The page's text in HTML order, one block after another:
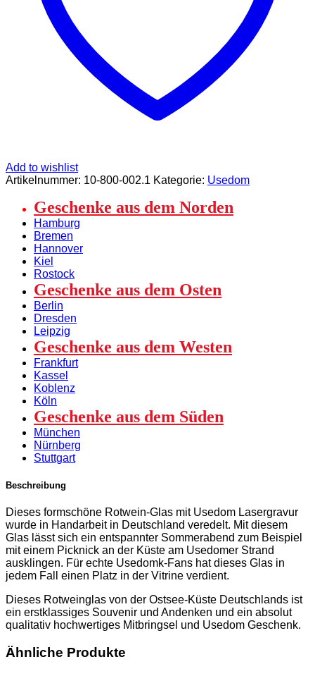
Add to wishlist
Artikelnummer: 10-800-002.1 Kategorie: Usedom
Geschenke aus dem Norden
Hamburg
Bremen
Hannover
Kiel
Rostock
Geschenke aus dem Osten
Berlin
Dresden
Leipzig
Geschenke aus dem Westen
Frankfurt
Kassel
Koblenz
Köln
Geschenke aus dem Süden
München
Nürnberg
Stuttgart
Beschreibung
Dieses formschöne Rotwein-Glas mit Usedom Lasergravur
wurde in Handarbeit in Deutschland veredelt. Mit diesem
Glas lässt sich ein entspannter Sommerabend zum Beispiel
mit einem Picknick an der Küste am Usedomer Strand
ausklingen. Für echte Usedomk-Fans hat dieses Glas in
jedem Fall einen Platz in der Vitrine verdient.
Dieses Rotweinglas von der Ostsee-Küste Deutschlands ist
ein erstklassiges Souvenir und Andenken und ein absolut
qualitativ hochwertiges Mitbringsel und Usedom Geschenk.
Ähnliche Produkte